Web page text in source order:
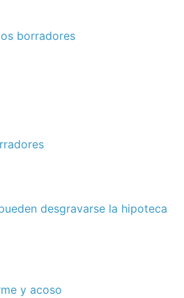
borradores
desgravarse la hipoteca
y acoso